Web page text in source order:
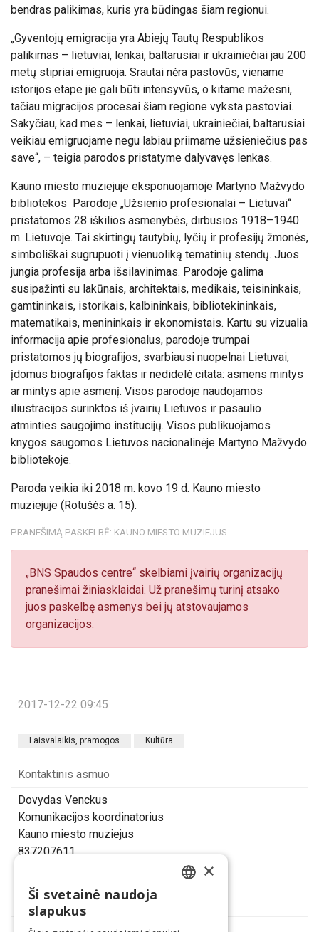
bendras palikimas, kuris yra būdingas šiam regionui.
„Gyventojų emigracija yra Abiejų Tautų Respublikos
palikimas – lietuviai, lenkai, baltarusiai ir ukrainiečiai jau 200
metų stipriai emigruoja. Srautai nėra pastovūs, viename
istorijos etape jie gali būti intensyvūs, o kitame mažesni,
tačiau migracijos procesai šiam regione vyksta pastoviai.
Sakyčiau, kad mes – lenkai, lietuviai, ukrainiečiai, baltarusiai
veikiau emigruojame negu labiau priimame užsieniečius pas
save“, – teigia parodos pristatyme dalyvavęs lenkas.
Kauno miesto muziejuje eksponuojamoje Martyno Mažvydo
bibliotekos Parodoje „Užsienio profesionalai – Lietuvai“
pristatomos 28 iškilios asmenybės, dirbusios 1918–1940
m. Lietuvoje. Tai skirtingų tautybių, lyčių ir profesijų žmonės,
simboliškai sugrupuoti į vienuoliką tematinių stendų. Juos
jungia profesija arba išsilavinimas. Parodoje galima
susipažinti su lakūnais, architektais, medikais, teisininkais,
gamtininkais, istorikais, kalbininkais, bibliotekininkais,
matematikais, menininkais ir ekonomistais. Kartu su vizualia
informacija apie profesionalus, parodoje trumpai
pristatomos jų biografijos, svarbiausi nuopelnai Lietuvai,
įdomus biografijos faktas ir nedidelė citata: asmens mintys
ar mintys apie asmenį. Visos parodoje naudojamos
iliustracijos surinktos iš įvairių Lietuvos ir pasaulio
atminties saugojimo institucijų. Visos publikuojamos
knygos saugomos Lietuvos nacionalinėje Martyno Mažvydo
bibliotekoje.
Paroda veikia iki 2018 m. kovo 19 d. Kauno miesto
muziejuje (Rotušės a. 15).
PRANEŠIMĄ PASKELBĖ: KAUNO MIESTO MUZIEJUS
„BNS Spaudos centre“ skelbiami įvairių organizacijų
pranešimai žiniasklaidai. Už pranešimų turinį atsako
juos paskelbę asmenys bei jų atstovaujamos
organizacijos.
2017-12-22 09:45
Laisvalaikis, pramogos Kultūra
Kontaktinis asmuo
Dovydas Venckus
Komunikacijos koordinatorius
Kauno miesto muziejus
837207611
Dalintis
×
Ši svetainė naudoja
slapukus